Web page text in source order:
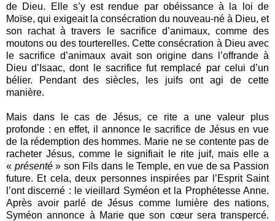
de Dieu. Elle s’y est rendue par obéissance à la loi de
Moïse, qui exigeait la consécration du nouveau-né à Dieu, et
son rachat à travers le sacrifice d’animaux, comme des
moutons ou des tourterelles. Cette consécration à Dieu avec
le sacrifice d’animaux avait son origine dans l’offrande à
Dieu d’Isaac, dont le sacrifice fut remplacé par celui d’un
bélier. Pendant des siècles, les juifs ont agi de cette
manière.
Mais dans le cas de Jésus, ce rite a une valeur plus
profonde : en effet, il annonce le sacrifice de Jésus en vue
de la rédemption des hommes. Marie ne se contente pas de
racheter Jésus, comme le signifiait le rite juif, mais elle a
« présenté» son Fils dans le Temple, en vue de sa Passion
future. Et cela, deux personnes inspirées par l’Esprit Saint
l’ont discerné : le vieillard Syméon et la Prophétesse Anne.
Après avoir parlé de Jésus comme lumière des nations,
Syméon annonce à Marie que son cœur sera transpercé.